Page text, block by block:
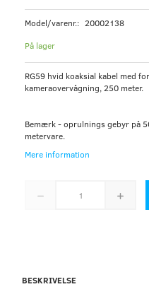
Model/varenr.: 20002138
På lager
RG59 hvid koaksial kabel med
kameraovervågning, 250 meter.
Bemærk - oprulnings gebyr på
metervare.
Mere information
BESKRIVELSE